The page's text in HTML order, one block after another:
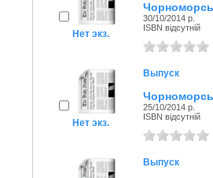
Нет экз.
30/10/2014 р.
ISBN відсутній
Нет экз.
Выпуск
25/10/2014 р.
ISBN відсутній
Выпуск